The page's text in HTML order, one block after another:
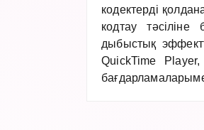
кодектерді
кодтау
дыбыстық
QuickTime